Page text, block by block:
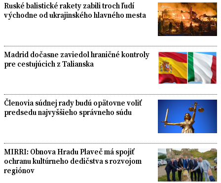
Ruské balistické rakety zabili troch ľudí
východne od ukrajinského hlavného mesta
Madrid dočasne zaviedol hraničné kontroly
pre cestujúcich z Talianska
Členovia súdnej rady budú opätovne voliť
predsedu najvyššieho správneho súdu
MIRRI: Obnova Hradu Plaveč má spojiť
ochranu kultúrneho dedičstva s rozvojom
regiónov